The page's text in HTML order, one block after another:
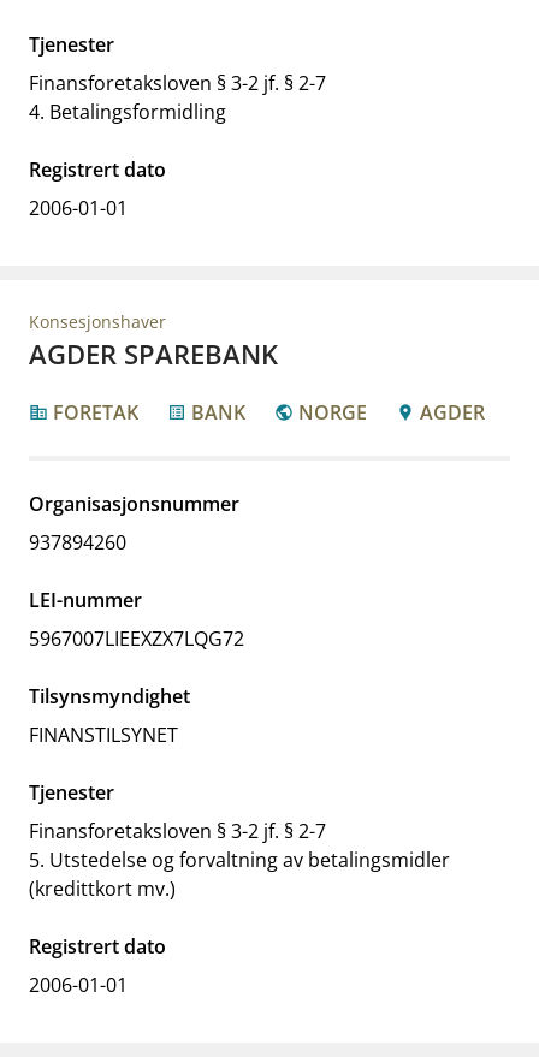
Tjenester
Finansforetaksloven § 3-2 jf. § 2-7
4. Betalingsformidling
Registrert dato
2006-01-01
Konsesjonshaver
AGDER SPAREBANK
corporate_fare FORETAK list_alt BANK public NORGE location_pin AGDER
Organisasjonsnummer
937894260
LEI-nummer
5967007LIEEXZX7LQG72
Tilsynsmyndighet
FINANSTILSYNET
Tjenester
Finansforetaksloven § 3-2 jf. § 2-7
5. Utstedelse og forvaltning av betalingsmidler
(kredittkort mv.)
Registrert dato
2006-01-01